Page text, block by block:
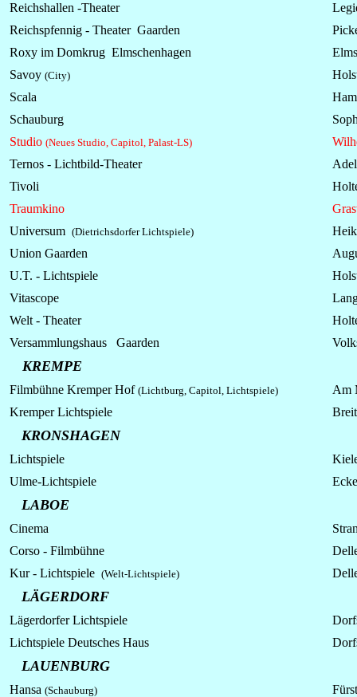
Reichshallen -Theater
Reichspfennig - Theater Gaarden
Roxy im Domkrug Elmschenhagen
Savoy (City)
Scala
Schauburg
Studio (Neues Studio, Capitol, Palast-LS)
Ternos - Lichtbild-Theater
Tivoli
Traumkino
Universum (Dietrichsdorfer Lichtspiele)
Union Gaarden
U.T. - Lichtspiele
Vitascope
Welt - Theater
Versammlungshaus Gaarden
KREMPE
Filmbühne Kremper Hof (Lichtburg, Capitol, Lichtspiele)
Am
Kremper Lichtspiele
KRONSHAGEN
Lichtspiele
Ulme-Lichtspiele
LABOE
Cinema
Corso - Filmbühne
Kur - Lichtspiele (Welt-Lichtspiele)
LÄGERDORF
LägerdorferLichtspiele
Lichtspiele Deutsches Haus
LAUENBURG
Hansa (Schauburg)